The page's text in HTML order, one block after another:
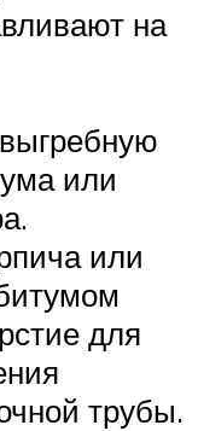
на
или
или
для
трубы.